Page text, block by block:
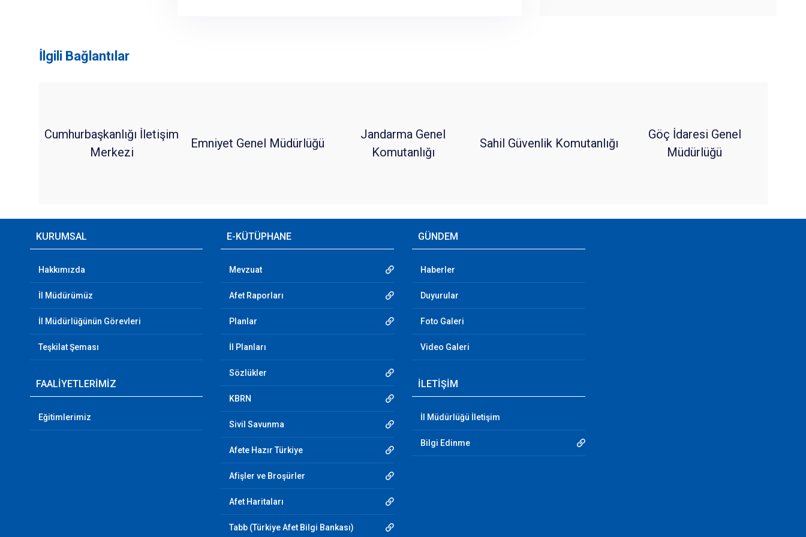
İlgili Bağlantılar
Cumhurbaşkanlığı İletişim
Merkezi
Emniyet Genel Müdürlüğü
Jandarma Genel
Komutanlığı
Sahil Güvenlik Komutanlığı
Göç İdaresi Genel
Müdürlüğü
KURUMSAL
Hakkımızda
İl Müdürümüz
İl Müdürlüğünün Görevleri
Teşkilat Şeması
FAALİYETLERİMİZ
Eğitimlerimiz
E-KÜTÜPHANE
Mevzuat
Afet Raporları
Planlar
İl Planları
Sözlükler
KBRN
Sivil Savunma
Afete Hazır Türkiye
Afişler ve Broşürler
Afet Haritaları
Tabb (Türkiye Afet Bilgi Bankası)
GÜNDEM
Haberler
Duyurular
Foto Galeri
Video Galeri
İLETİŞİM
İl Müdürlüğü İletişim
Bilgi Edinme